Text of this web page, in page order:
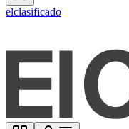
elclasificado